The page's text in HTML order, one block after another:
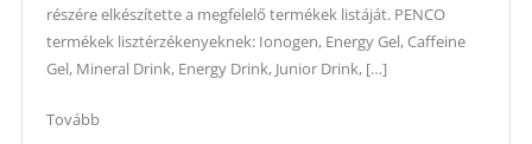
részére elkészítette a megfelelő termékek listáját. PENCO
termékek lisztérzékenyeknek: Ionogen, Energy Gel, Caffeine
Gel, Mineral Drink, Energy Drink, Junior Drink, […]
Tovább